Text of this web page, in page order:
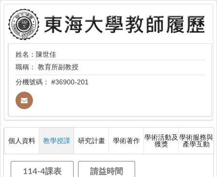
姓名：陳世佳
職稱： 教育所副教授
分機號碼： #36900-201
個人資料 教學授課 研究計畫 學術著作 學術活動及
獲獎
學術服務與
產學互動
114-4課表 請益時間